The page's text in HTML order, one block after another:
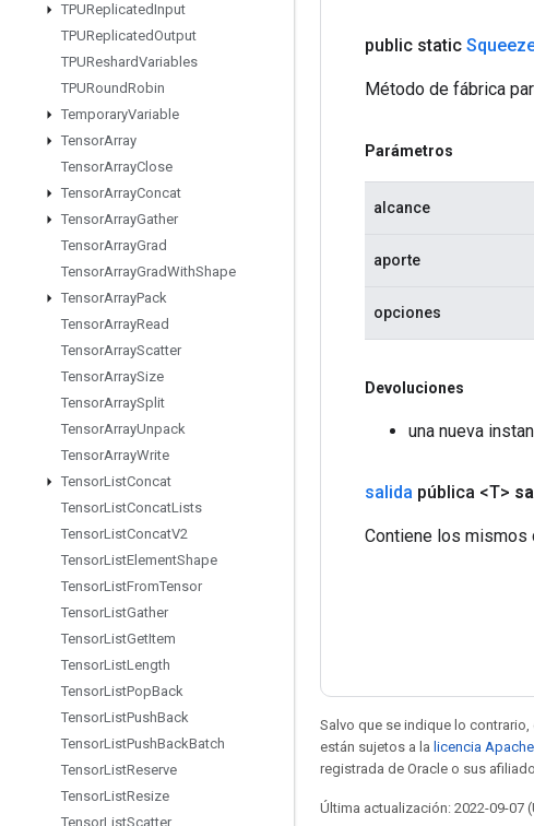
TPUReplicatedInput
TPUReplicatedOutput
TPUReshardVariables
TPURoundRobin
TemporaryVariable
TensorArray
TensorArrayClose
TensorArrayConcat
TensorArrayGather
TensorArrayGrad
TensorArrayGradWithShape
TensorArrayPack
TensorArrayRead
TensorArrayScatter
TensorArraySize
TensorArraySplit
TensorArrayUnpack
TensorArrayWrite
TensorListConcat
TensorListConcatLists
TensorListConcatV2
TensorListElementShape
TensorListFromTensor
TensorListGather
TensorListGetItem
TensorListLength
TensorListPopBack
TensorListPushBack
TensorListPushBackBatch
TensorListReserve
TensorListResize
TensorListScatter
public static
Método de fábrica
Parámetros
alcance
aporte
opciones
Devoluciones
una nueva
salida pública <T>
Contiene los mismos
Salvo que se indique lo
están sujetos a la licencia
registrada de Oracle o sus
Última actualización: 2022-09-07